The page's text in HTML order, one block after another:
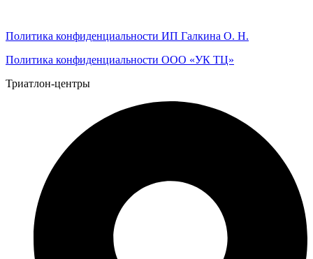
Политика конфиденциальности ИП Галкина О. Н.
Политика конфиденциальности ООО «УК ТЦ»
Триатлон-центры